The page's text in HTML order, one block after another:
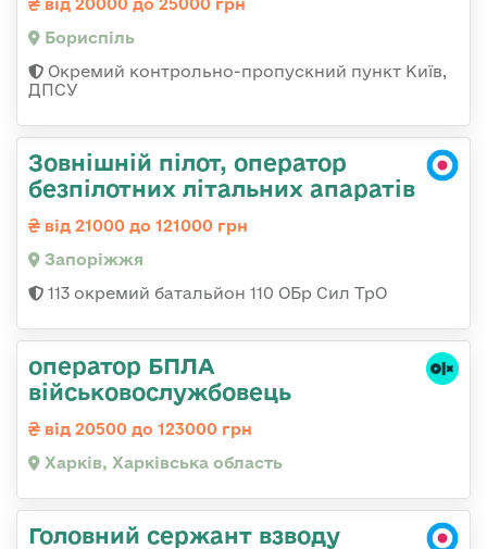
Бориспіль
Окремий контрольно-пропускний пункт Київ,
ДПСУ
Зовнішній пілот, оператор
безпілотних літальних апаратів
від 21000 до 121000 грн
Запоріжжя
113 окремий батальйон 110 ОБр Сил ТрО
оператор БПЛА
військовослужбовець
від 20500 до 123000 грн
Харків, Харківська область
Головний сержант взводу